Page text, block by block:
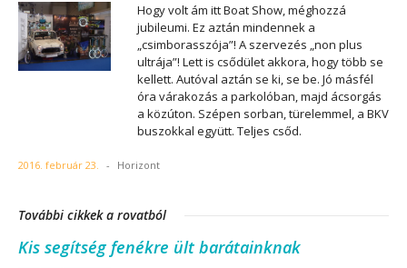
Hogy volt ám itt Boat Show, méghozzá
jubileumi. Ez aztán mindennek a
„csimborasszója”! A szervezés „non plus
ultrája”! Lett is csődület akkora, hogy több se
kellett. Autóval aztán se ki, se be. Jó másfél
óra várakozás a parkolóban, majd ácsorgás
a közúton. Szépen sorban, türelemmel, a BKV
buszokkal együtt. Teljes csőd.
2016. február 23. - Horizont
További cikkek a rovatból
Kis segítség fenékre ült barátainknak